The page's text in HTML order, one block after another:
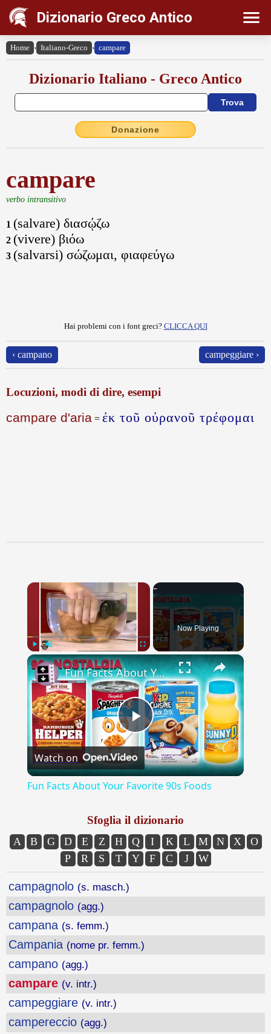
Dizionario Greco Antico
Home › Italiano-Greco › campare
Dizionario Italiano - Greco Antico
Donazione
campare
verbo intransitivo
1 (salvare) διασῴζω
2 (vivere) βιόω
3 (salvarsi) σώζωμαι, φιαφεύγω
Hai problemi con i font greci? CLICCA QUI
‹ campano campeggiare ›
Locuzioni, modi di dire, esempi
campare d'aria = ἐκ τοῦ οὐρανοῦ τρέφομαι
×
Play Unmute
Now Playing
×
Play
Video
Fun Facts About Your Favorite 90s Foods
Watch on
Fun Facts About Your Favorite 90s Foods
Sfoglia il dizionario
A B G D E Z H Q I K L M N X
O
P
R S T Y F C J W
campagnolo (s. masch.)
campagnolo (agg.)
campana (s. femm.)
Campania (nome pr. femm.)
campano (agg.)
campare (v. intr.)
campeggiare (v. intr.)
campereccio (agg.)